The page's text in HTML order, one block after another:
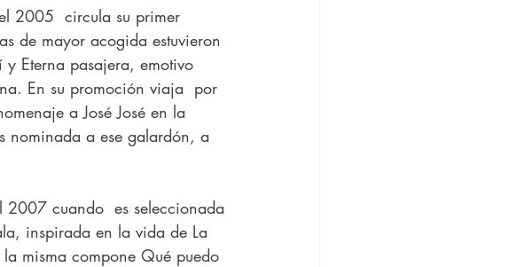
2005  circula su primer
de mayor acogida estuvieron
Eterna pasajera, emotivo
En su promoción viaja  por
a José José en la
nominada a ese galardón, a
inspirada en la vida de La
misma compone Qué puedo